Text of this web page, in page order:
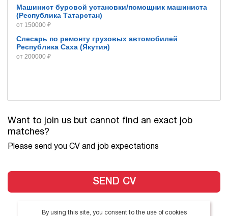
Машинист буровой установки/помощник машиниста
(Республика Татарстан)
от 150000 ₽
Слесарь по ремонту грузовых автомобилей
Республика Саха (Якутия)
от 200000 ₽
Want to join us but cannot find an exact job
matches?
Please send you CV and job expectations
SEND CV
By using this site, you consent to the use of cookies